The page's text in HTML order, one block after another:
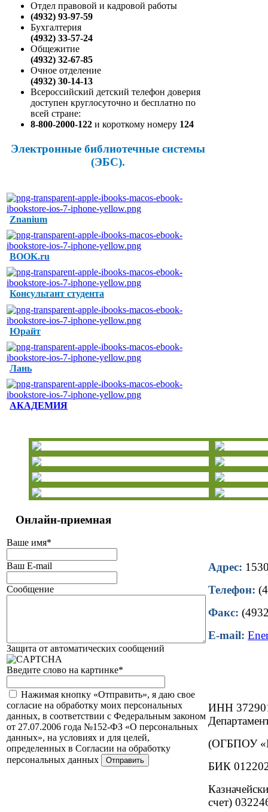
Отдел правовой и кадровой работы
(4932) 93-97-59
Бухгалтерия
(4932) 33-57-24
Общежитие
(4932) 32-67-85
Очное отделение
(4932) 30-14-13
Всероссийский детский телефон доверия
доступен круглосуточно и бесплатно по
всей стране:
8-800-2000-122 и короткому номеру 124
Электронные библиотечные системы
(ЭБС).
Znanium
BOOK.ru
Консультант студента
Юрайт
Лань
АКАДЕМИЯ
Онлайн-приемная
Ваше имя*
Ваш E-mail
Сообщение
Защита от автоматических сообщений
Введите слово на картинке*
Нажимая кнопку «Отправить», я даю свое
согласие на обработку моих персональных
данных, в соответствии с Федеральным законом
от 27.07.2006 года №152-ФЗ «О персональных
данных», на условиях и для целей,
определенных в Согласии на обработку
персональных данных
Адрес:
Телефон:
Факс:
E-mail:
ИНН
(ОГБПОУ
БИК
счет)